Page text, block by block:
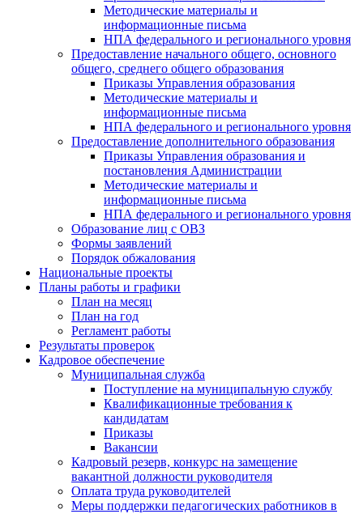
Методические материалы и
информационные письма
НПА федерального и регионального уровня
Предоставление начального общего, основного
общего, среднего общего образования
Приказы Управления образования
Методические материалы и
информационные письма
НПА федерального и регионального уровня
Предоставление дополнительного образования
Приказы Управления образования и
постановления Администрации
Методические материалы и
информационные письма
НПА федерального и регионального уровня
Образование лиц с ОВЗ
Формы заявлений
Порядок обжалования
Национальные проекты
Планы работы и графики
План на месяц
План на год
Регламент работы
Результаты проверок
Кадровое обеспечение
Муниципальная служба
Поступление на муниципальную службу
Квалификационные требования к
кандидатам
Приказы
Вакансии
Кадровый резерв, конкурс на замещение
вакантной должности руководителя
Оплата труда руководителей
Меры поддержки педагогических работников в